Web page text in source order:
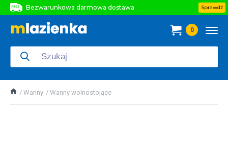
Bezwarunkowa darmowa dostawa
Bezwarunkowa darmowa dostawa
Sprawdź
0
Wanny Wanny wolnostojące